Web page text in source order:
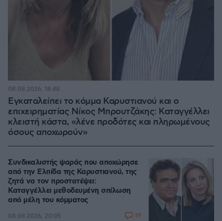
Εγκαταλείπει το κόμμα Καρυστιανού και ο
επιχειρηματίας Νίκος Μπρουτζάκης: Καταγγέλλει
κλειστή κάστα, «λένε προδότες και πληρωμένους
όσους αποχωρούν»
08.08.2026, 18:48
Συνδικαλιστής ψαράς που αποχώρησε
από την Ελπίδα της Καρυστιανού, της
ζητά να τον προστατέψει:
Καταγγέλλει μεθοδευμένη σπίλωση
από μέλη του κόμματος
08.08.2026, 20:05 19